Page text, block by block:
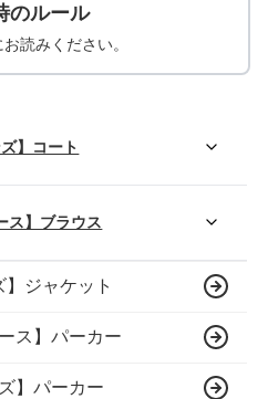
のルール
読みください。
ズ】コート
ス】ブラウス
】ジャケット
ス】パーカー
】パーカー